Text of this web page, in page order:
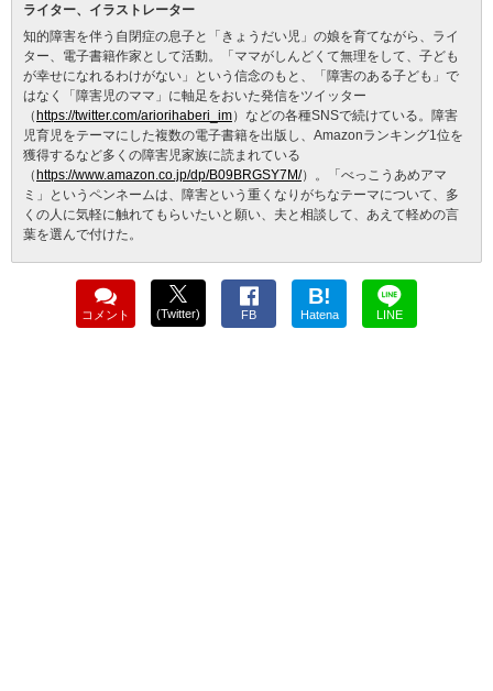
ライター、イラストレーター
知的障害を伴う自閉症の息子と「きょうだい児」の娘を育てながら、ライ
ター、電子書籍作家として活動。「ママがしんどくて無理をして、子ども
が幸せになれるわけがない」という信念のもと、「障害のある子ども」で
はなく「障害児のママ」に軸足をおいた発信をツイッター
（https://twitter.com/ariorihaberi_im）などの各種SNSで続けている。障害
児育児をテーマにした複数の電子書籍を出版し、Amazonランキング1位を
獲得するなど多くの障害児家族に読まれている
（https://www.amazon.co.jp/dp/B09BRGSY7M/）。「べっこうあめアマ
ミ」というペンネームは、障害という重くなりがちなテーマについて、多
くの人に気軽に触れてもらいたいと願い、夫と相談して、あえて軽めの言
葉を選んで付けた。
コメント (Twitter) FB
B!
Hatena LINE